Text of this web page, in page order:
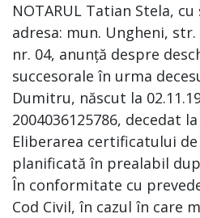
NOTARUL Tatian Stela,
adresa: mun. Ungheni,
nr. 04, anunță despre
succesorale în urma
Dumitru, născut la
2004036125786, decedat la
Eliberarea certificatului
planificată în prealabil
În conformitate cu
Cod Civil, în cazul în care